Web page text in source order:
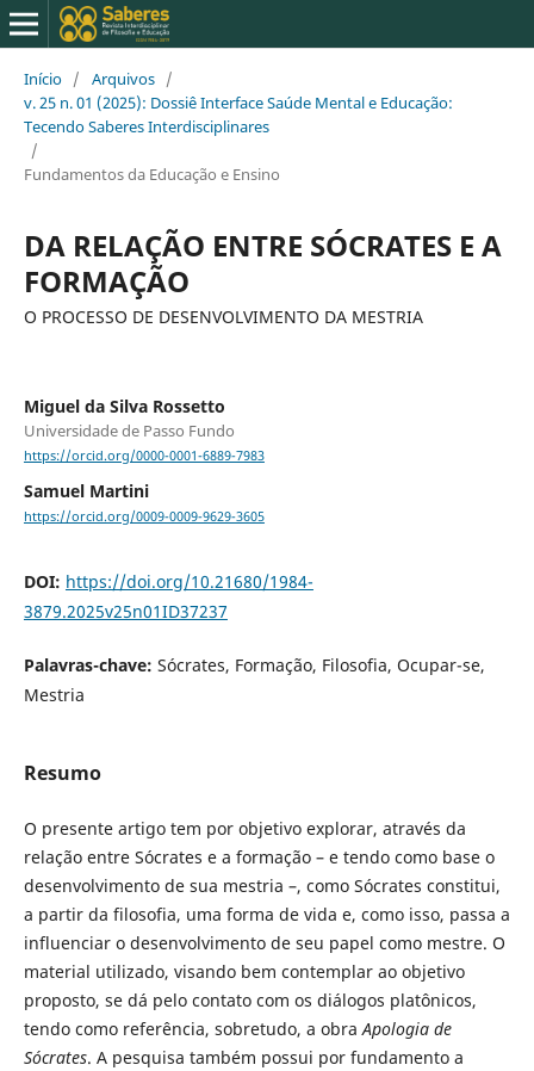
Início / Arquivos /
v. 25 n. 01 (2025): Dossiê Interface Saúde Mental e Educação:
Tecendo Saberes Interdisciplinares
/
Fundamentos da Educação e Ensino
DA RELAÇÃO ENTRE SÓCRATES E A
FORMAÇÃO
O PROCESSO DE DESENVOLVIMENTO DA MESTRIA
Miguel da Silva Rossetto
Universidade de Passo Fundo
https://orcid.org/0000-0001-6889-7983
Samuel Martini
https://orcid.org/0009-0009-9629-3605
DOI: https://doi.org/10.21680/1984-
3879.2025v25n01ID37237
Palavras-chave: Sócrates, Formação, Filosofia, Ocupar-se,
Mestria
Resumo
O presente artigo tem por objetivo explorar, através da
relação entre Sócrates e a formação – e tendo como base o
desenvolvimento de sua mestria –, como Sócrates constitui,
a partir da filosofia, uma forma de vida e, como isso, passa a
influenciar o desenvolvimento de seu papel como mestre. O
material utilizado, visando bem contemplar ao objetivo
proposto, se dá pelo contato com os diálogos platônicos,
tendo como referência, sobretudo, a obraApologia de
Sócrates. A pesquisa também possui por fundamento a